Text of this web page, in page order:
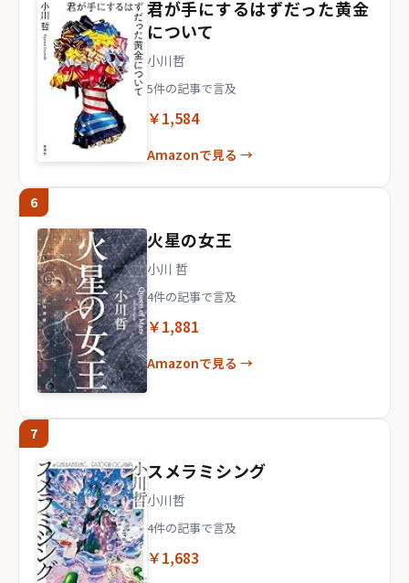
君が手にするはずだった黄金
について
小川哲
5件の記事で言及
￥1,584
Amazonで見る →
6
火星の女王
小川 哲
4件の記事で言及
￥1,881
Amazonで見る →
7
スメラミシング
小川哲
4件の記事で言及
￥1,683